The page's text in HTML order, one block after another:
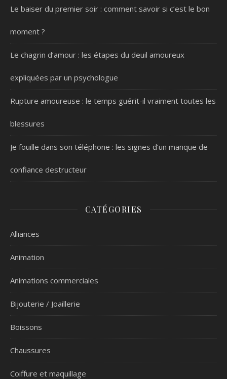
Le baiser du premier soir : comment savoir si c’est le bon
moment ?
Le chagrin d’amour : les étapes du deuil amoureux
expliquées par un psychologue
Rupture amoureuse : le temps guérit-il vraiment toutes les
blessures
Je fouille dans son téléphone : les signes d’un manque de
confiance destructeur
CATÉGORIES
Alliances
Animation
Animations commerciales
Bijouterie / Joaillerie
Boissons
Chaussures
Coiffure et maquillage